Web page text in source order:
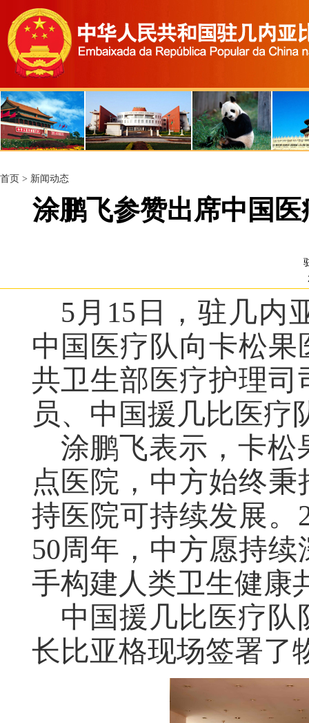
首页 > 新闻动态
涂鹏飞参赞出席中国
5月15日，驻几内
中国医疗队向卡松
共卫生部医疗护理
员、中国援几比医疗
涂鹏飞表示，卡
点医院，中方始终
持医院可持续发展。
50周年，中方愿持
手构建人类卫生健康
中国援几比医疗
长比亚格现场签署了